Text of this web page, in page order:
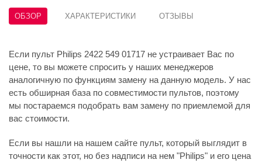
ОБЗОР ХАРАКТЕРИСТИКИ ОТЗЫВЫ
Если пульт Philips 2422 549 01717 не устраивает Вас по
цене, то вы можете спросить у наших менеджеров
аналогичную по функциям замену на данную модель. У нас
есть обширная база по совместимости пультов, поэтому
мы постараемся подобрать вам замену по приемлемой для
вас стоимости.
Если вы нашли на нашем сайте пульт, который выглядит в
точности как этот, но без надписи на нем "Philips" и его цена